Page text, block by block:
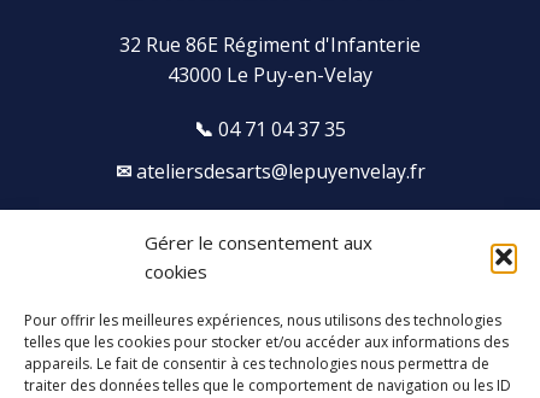
Gérer le consentement aux
cookies
Pour offrir les meilleures expériences, nous utilisons des technologies
telles que les cookies pour stocker et/ou accéder aux informations des
appareils. Le fait de consentir à ces technologies nous permettra de
traiter des données telles que le comportement de navigation ou les ID
32 Rue 86E Régiment d'Infanterie
43000 Le Puy-en-Velay
04 71 04 37 35
ateliersdesarts@lepuyenvelay.fr
S'inscrire à la newsletter